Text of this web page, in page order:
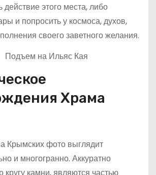
действие этого места, либо
и попросить у космоса, духов,
своего заветного желания.
Храма
Крымских фото выглядит
и многогранно. Аккуратно